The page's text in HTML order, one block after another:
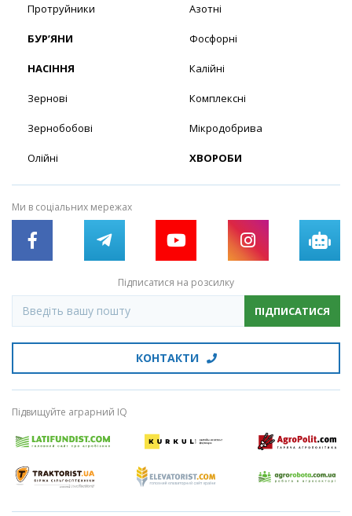
Протруйники
БУР’ЯНИ
НАСІННЯ
Зернові
Зернобобові
Олійні
Азотні
Фосфорні
Калійні
Комплексні
Мікродобрива
ХВОРОБИ
Ми в соціальних мережах
Підписатися на розсилку
ПІДПИСАТИСЯ
КОНТАКТИ
Підвищуйте аграрний IQ